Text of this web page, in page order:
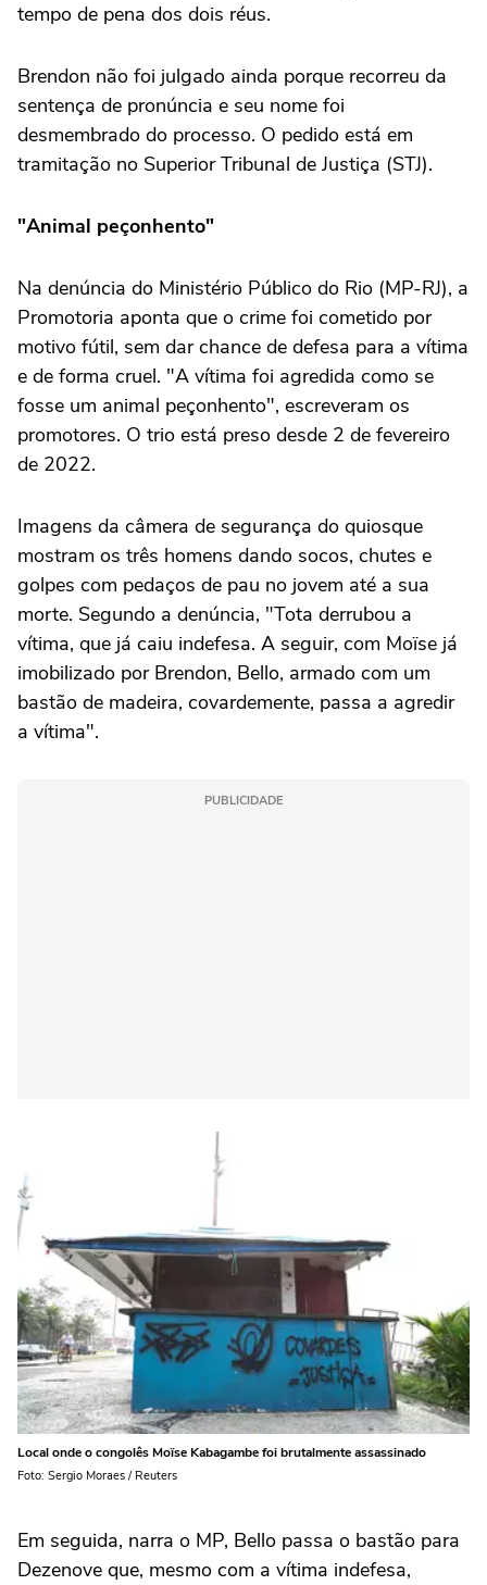
tempo de pena dos dois réus.
Brendon não foi julgado ainda porque recorreu da
sentença de pronúncia e seu nome foi
desmembrado do processo. O pedido está em
tramitação no Superior Tribunal de Justiça (STJ).
"Animal peçonhento"
Na denúncia do Ministério Público do Rio (MP-RJ), a
Promotoria aponta que o crime foi cometido por
motivo fútil, sem dar chance de defesa para a vítima
e de forma cruel. "A vítima foi agredida como se
fosse um animal peçonhento", escreveram os
promotores. O trio está preso desde 2 de fevereiro
de 2022.
Imagens da câmera de segurança do quiosque
mostram os três homens dando socos, chutes e
golpes com pedaços de pau no jovem até a sua
morte. Segundo a denúncia, "Tota derrubou a
vítima, que já caiu indefesa. A seguir, com Moïse já
imobilizado por Brendon, Bello, armado com um
bastão de madeira, covardemente, passa a agredir
a vítima".
PUBLICIDADE
Local onde o congolês Moïse Kabagambe foi brutalmente assassinado
Foto: Sergio Moraes / Reuters
Em seguida, narra o MP, Bello passa o bastão para
Dezenove que, mesmo com a vítima indefesa,